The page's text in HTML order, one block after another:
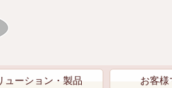
ューション・製品 お客様